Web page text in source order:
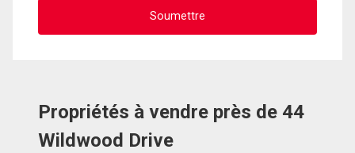
Propriétés à vendre près de 44
Wildwood Drive